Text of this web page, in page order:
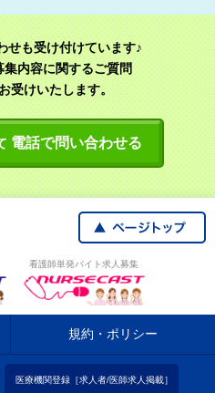
せも受け付けています♪
内容に関するご質問
受けいたします。
電話で問い合わせる
看護師単発バイト求人募集
規約・ポリシー
医療機関登録［求人者/医師求人掲載］